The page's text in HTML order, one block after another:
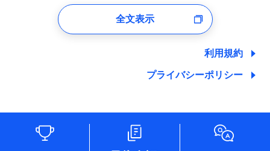
ユーザー登録受付および、管理のため
しくは委託を受けている保険会社・提携会社の保険その他に
た維持管理等の委託業務遂行のため、またそれらに付帯、関
各種セミナーの開催のため
コンサルティングサービスの実施のため
全文表示
利用規約
プライバシーポリシー